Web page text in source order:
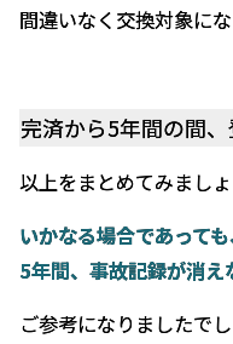
間違いなく交換対象にな
完済から5年間の間
以上をまとめてみましょ
いかなる場合であって
5年間、事故記録が消え
ご参考になりましたで